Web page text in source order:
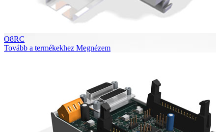
O8RC
Tovább a termékekhez Megnézem